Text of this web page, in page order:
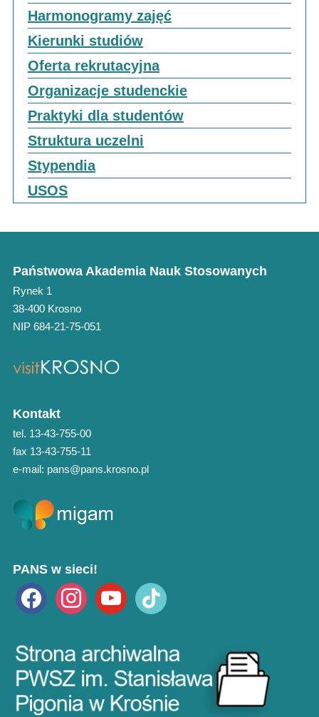
Harmonogramy zajęć
Kierunki studiów
Oferta rekrutacyjna
Organizacje studenckie
Praktyki dla studentów
Struktura uczelni
Stypendia
USOS
Państwowa Akademia Nauk Stosowanych
Rynek 1
38-400 Krosno
NIP 684-21-75-051
Kontakt
tel. 13-43-755-00
fax 13-43-755-11
e-mail: pans@pans.krosno.pl
PANS w sieci!
facebookinstagramyoutube tiktok